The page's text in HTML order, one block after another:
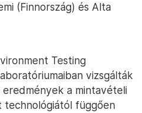
(Finnország) és Alta
Testing
vizsgálták
a mintavételi
technológiától függően